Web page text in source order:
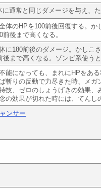
に通常と同じダメージを与え、
体のHPを100前後回復する。
前後まで高くなる。
に180前後のダメージ。かしこ
後まで高くなる。ゾンビ系使う
能になっても、まれにHPをあ
斬りの反動で力尽きた時、メ
技、ゼロのしょうげきの効果
の効果が切れた時には、てんし
ンサー